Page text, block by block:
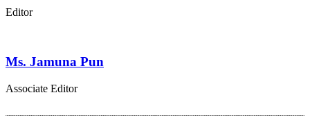
Editor
Ms. Jamuna Pun
Associate Editor